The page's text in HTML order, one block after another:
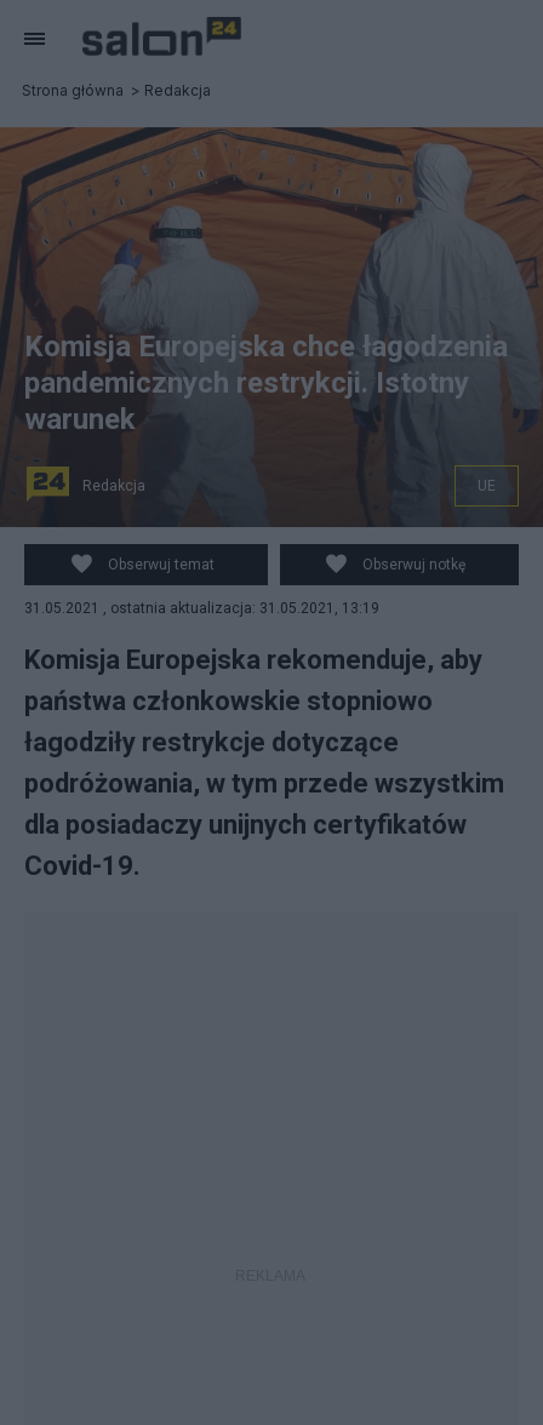
Strona główna Redakcja
Komisja Europejska chce łagodzenia
pandemicznych restrykcji. Istotny
warunek
Redakcja UE
Obserwuj temat Obserwuj notkę
31.05.2021 , ostatnia aktualizacja: 31.05.2021, 13:19
Komisja Europejska rekomenduje, aby
państwa członkowskie stopniowo
łagodziły restrykcje dotyczące
podróżowania, w tym przede wszystkim
dla posiadaczy unijnych certyfikatów
Covid-19.